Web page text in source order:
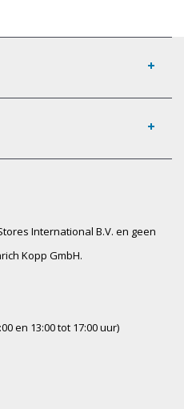
International B.V. en geen
Kopp GmbH.
en 13:00 tot 17:00 uur)